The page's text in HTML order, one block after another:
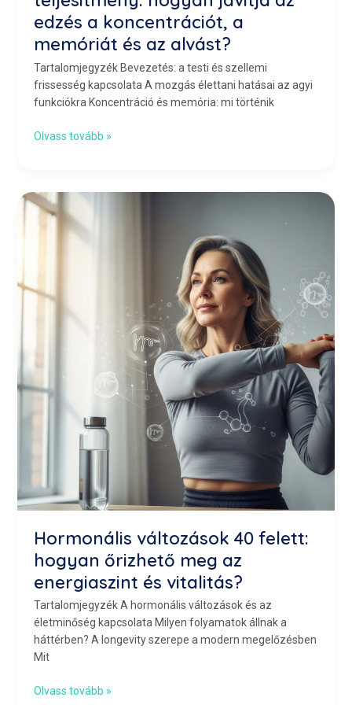
edzés a koncentrációt, a
memóriát és az alvást?
Tartalomjegyzék Bevezetés: a testi és szellemi
frissesség kapcsolata A mozgás élettani hatásai az agyi
funkciókra Koncentráció és memória: mi történik
Olvass tovább »
Hormonális változások 40 felett:
hogyan őrizhető meg az
energiaszint és vitalitás?
Tartalomjegyzék A hormonális változások és az
életminőség kapcsolata Milyen folyamatok állnak a
háttérben? A longevity szerepe a modern megelőzésben
Mit
Hormonális
változások
őrizhető
meg
vitalitás?
Olvass tovább »